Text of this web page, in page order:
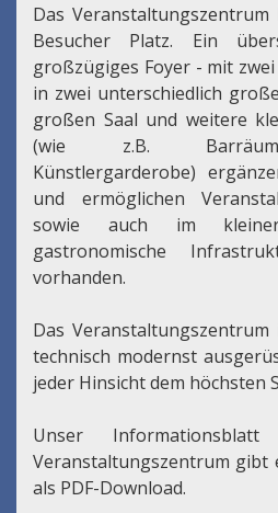
Das
Besucher Platz. Ein
großzügiges Foyer - mit
in zwei unterschiedlich
großen Saal und weitere
(wie z.B.
Künstlergarderobe)
und ermöglichen
sowie auch im
gastronomische
vorhanden.
Das
technisch modernst
jeder Hinsicht dem höchsten
Unser
Veranstaltungszentrum gibt
als PDF-Download.